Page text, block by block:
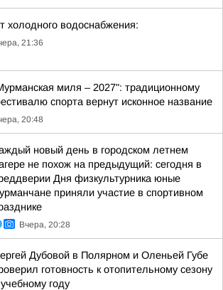
холодного водоснабжения:
21:36
миля – 2027": традиционному
спорта вернут исконное название
20:48
новый день в городском летнем
не похож на предыдущий: сегодня в
Дня физкультурника юные
приняли участие в спортивном
Вчера, 20:28
Дубовой в Полярном и Оленьей Губе
готовность к отопительному сезону
году